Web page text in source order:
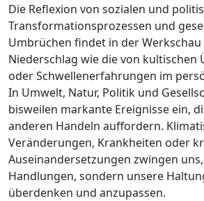
Die Reflexion von sozialen und
Transformationsprozessen und
Umbrüchen findet in der
Niederschlag wie die von kultischen
oder Schwellenerfahrungen im
In Umwelt, Natur, Politik und
bisweilen markante Ereignisse ein,
anderen Handeln auffordern.
Veränderungen, Krankheiten oder
Auseinandersetzungen zwingen
Handlungen, sondern unsere
überdenken und anzupassen.